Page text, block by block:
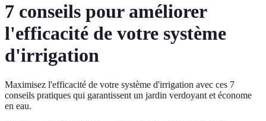
7 conseils pour améliorer
l'efficacité de votre système
d'irrigation
Maximisez l'efficacité de votre système d'irrigation avec ces 7
conseils pratiques qui garantissent un jardin verdoyant et économe
en eau.